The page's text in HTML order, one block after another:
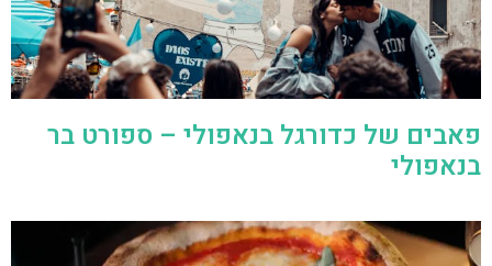
פאבים של כדורגל בנאפולי – ספורט בר
בנאפולי